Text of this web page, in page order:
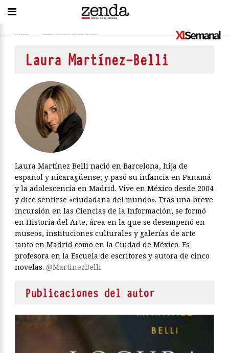
Inicio > Laura Martínez-Belli
Laura Martínez-Belli
Laura Martínez Belli nació en Barcelona, hija de
español y nicaragüense, y pasó su infancia en Panamá
y la adolescencia en Madrid. Vive en México desde 2004
y dice sentirse «ciudadana del mundo». Tras una breve
incursión en las Ciencias de la Información, se formó
en Historia del Arte, área en la que se desempeñó en
museos, instituciones culturales y galerías de arte
tanto en Madrid como en la Ciudad de México. Es
profesora en la Escuela de escritores y autora de cinco
novelas. @MartinezBelli
Publicaciones del autor